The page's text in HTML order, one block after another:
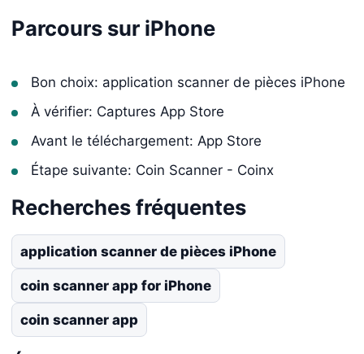
Parcours sur iPhone
Bon choix: application scanner de pièces iPhone
À vérifier: Captures App Store
Avant le téléchargement: App Store
Étape suivante: Coin Scanner - Coinx
Recherches fréquentes
application scanner de pièces iPhone
coin scanner app for iPhone
coin scanner app